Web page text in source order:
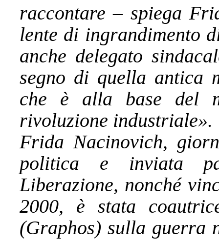
raccontare – spiega
lente di ingrandimento
anche delegato
segno di quella antica
che è alla base del
rivoluzione industriale».
Frida Nacinovich,
politica e inviata
Liberazione, nonché
2000, è stata
(Graphos) sulla guerra